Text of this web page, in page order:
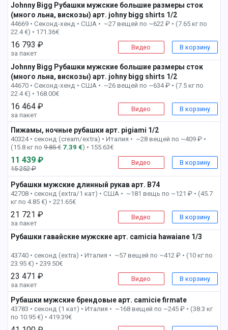
Johnny Bigg Рубашки мужские большие размеры сток
(много льна, вискозы) арт. johny bigg shirts 1/2
44669 • Секонд-хенд • США • ~27 вещей по ~622 ₽ • (7.65 кг по
22.4 €) • 171.36€
16 793 ₽
за пакет
Видео В корзину
Johnny Bigg Рубашки мужские большие размеры сток
(много льна, вискозы) арт. johny bigg shirts 1/2
44670 • Секонд-хенд • США • ~26 вещей по ~634 ₽ • (7.5 кг по
22.4 €) • 168.00€
16 464 ₽
за пакет
Видео В корзину
Пижамы, ночные рубашки арт. pigiami 1/2
40324 • секонд (cream/extra) • Италия • ~28 вещей по ~409 ₽ •
(15.8 кг по 9.85 € 7.39 €) • 155.63€
11 439 ₽
15 252 ₽
Видео В корзину
Рубашки мужские длинный рукав арт. B74
42708 • секонд (extra/1 кат) • США • ~181 вещь по ~121 ₽ • (45.7
кг по 4.85 €) • 221.65€
21 721 ₽
за пакет
Видео В корзину
Рубашки гавайские мужские арт. camicia hawaiane 1/3
43740 • секонд (extra) • Италия • ~57 вещей по ~412 ₽ • (10 кг по
23.95 €) • 239.50€
23 471 ₽
за пакет
Видео В корзину
Рубашки мужские брендовые арт. camicie firmate
43783 • секонд (1 кат) • Италия • ~168 вещей по ~245 ₽ • (38.3 кг
по 10.95 €) • 419.39€